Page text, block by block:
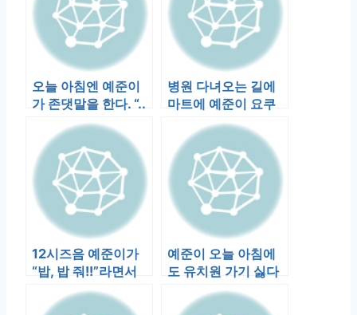
오늘 아침엔 예준이
가 존댓말을 한다. “..
했어요”, “네!”,…
병원 다녀오는 길에
마트에 예준이 요쿠
르트를 사러 들렀다.
비좁고 번잡한…
12시즈음 예준이가
“밥, 밥 줘!!”라면서
부엌으로 들어서다
다시 …
예준이 오늘 아침에
도 유치원 가기 싫다
며 울었는데, 어떻게
됐을까?